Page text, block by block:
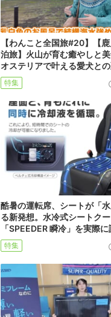
【わんこと全国旅#20】【
泊旅】火山が育む癒やしと美
オステリアで叶える愛犬と
特集
酷暑の運転席、シートが「
る新発想。水冷式シートク
「SPEEDER 瞬冷」を実際
特集